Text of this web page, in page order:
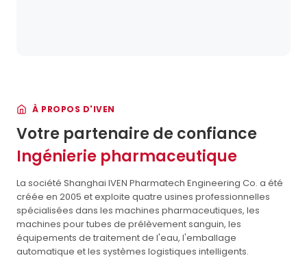
À PROPOS D'IVEN
Votre partenaire de confiance
Ingénierie pharmaceutique
La société Shanghai IVEN Pharmatech Engineering Co. a été
créée en 2005 et exploite quatre usines professionnelles
spécialisées dans les machines pharmaceutiques, les
machines pour tubes de prélèvement sanguin, les
équipements de traitement de l'eau, l'emballage
automatique et les systèmes logistiques intelligents.